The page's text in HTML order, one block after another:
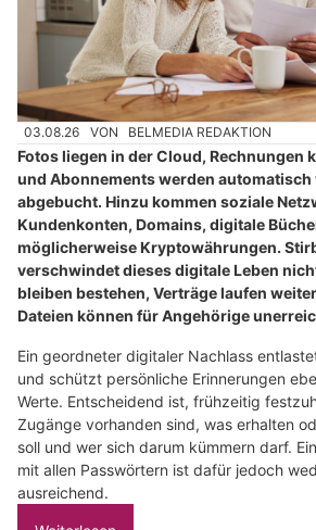
03.08.26 VON BELMEDIA REDAKTION
Fotos liegen in der Cloud, Rechnungen
und Abonnements werden
abgebucht. Hinzu kommen soziale
Kundenkonten, Domains, digitale
möglicherweise Kryptowährungen.
verschwindet dieses digitale Leben
bleiben bestehen, Verträge laufen
Dateien können für Angehörige
Ein geordneter digitaler Nachlass
und schützt persönliche Erinnerungen
Werte. Entscheidend ist, frühzeitig
Zugänge vorhanden sind, was erhalten
soll und wer sich darum kümmern darf.
mit allen Passwörtern ist dafür jedoch
ausreichend.